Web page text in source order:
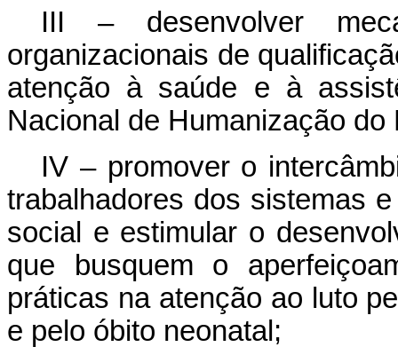
III – desenvolver
organizacionais de
atenção à saúde e à
Nacional de Humanização
IV – promover o
trabalhadores dos sistemas
social e estimular o
que busquem o
práticas na atenção ao luto
e pelo óbito neonatal;